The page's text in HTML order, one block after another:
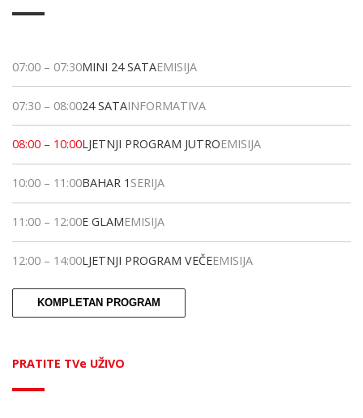
07:00 – 07:30MINI 24 SATAEMISIJA
07:30 – 08:0024 SATAINFORMATIVA
08:00 – 10:00LJETNJI PROGRAM JUTROEMISIJA
10:00 – 11:00BAHAR 1 SERIJA
11:00 – 12:00E GLAMEMISIJA
12:00 – 14:00LJETNJI PROGRAM VEČEEMISIJA
KOMPLETAN PROGRAM
PRATITE TVe UŽIVO